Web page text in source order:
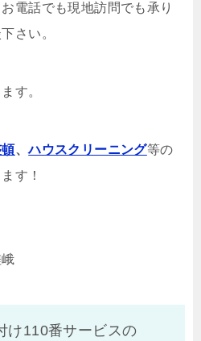
電話でも現地訪問でも承り
さい。
す。
、ハウスクリーニング等の
す！
け110番サービスの